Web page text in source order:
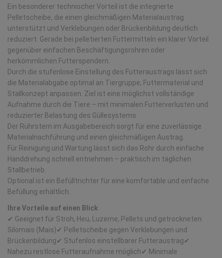
Ein besonderer technischer Vorteil ist die integrierte
Pelletscheibe, die einen gleichmäßigen Materialaustrag
unterstützt und Verklebungen oder Brückenbildung deutlich
reduziert. Gerade bei pelletierten Futtermitteln ein klarer Vorteil
gegenüber einfachen Beschäftigungsrohren oder
herkömmlichen Futterspendern.
Durch die stufenlose Einstellung des Futteraustrags lässt sich
die Materialabgabe optimal an Tiergruppe, Futtermaterial und
Stallkonzept anpassen. Ziel ist eine möglichst vollständige
Aufnahme durch die Tiere – mit minimalen Futterverlusten und
reduzierter Belastung des Güllesystems.
Der Rührstern im Ausgabebereich sorgt für eine zuverlässige
Materialnachführung und einen gleichmäßigen Austrag.
Für Reinigung und Wartung lässt sich das Rohr durch einfache
Handdrehung schnell entnehmen – praktisch im täglichen
Stallbetrieb.
Optional ist ein Befülltrichter für eine komfortable und einfache
Befüllung erhältlich.
Ihre Vorteile auf einen Blick
✔ Geeignet für Stroh, Heu, Luzerne, Pellets und getrockneten
Silomais (Mais) ✔ Pelletscheibe gegen Verklebungen und
Brückenbildung ✔ Stufenlos einstellbarer Futteraustrag ✔
Nahezu restlose Futteraufnahme möglich ✔ Minimale